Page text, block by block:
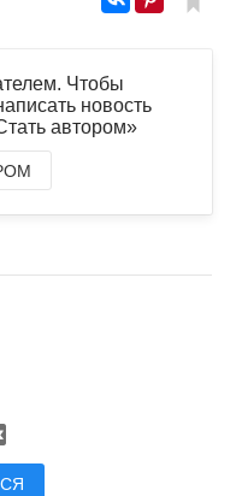
Чтобы
новость
автором»